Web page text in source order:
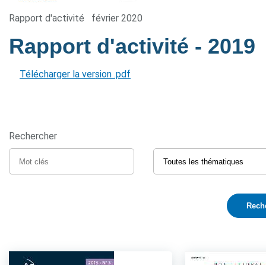
Rapport d'activité février 2020
Rapport d'activité - 2019
Télécharger la version .pdf
Rechercher